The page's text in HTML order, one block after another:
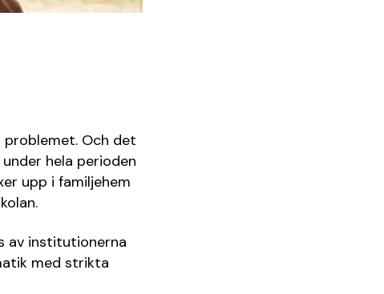
problemet. Och det
hela perioden
upp i familjehem
av institutionerna
med strikta